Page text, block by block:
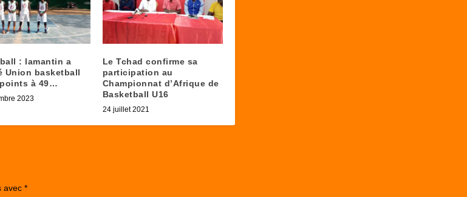
: lamantin a
Union basketball
à 49…
2023
Le Tchad confirme sa
participation au
Championnat d’Afrique de
Basketball U16
24 juillet 2021
avec*